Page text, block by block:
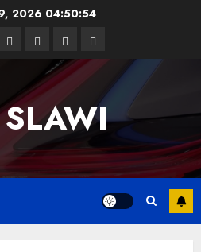
2026 04:50:54
Linkedin
VK YoutubeInstagram